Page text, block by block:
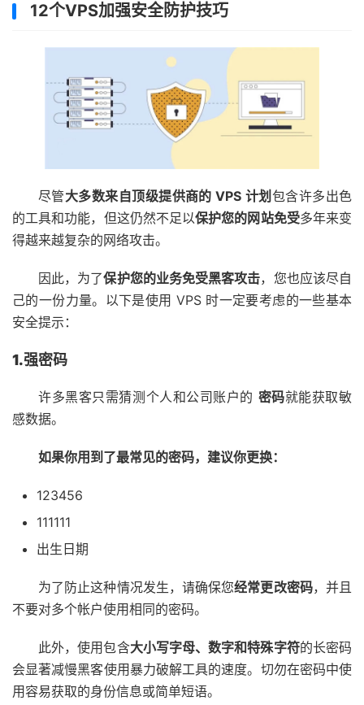
12个VPS加强安全防护技巧
尽管大多数来自顶级提供商的 VPS 计划 包含许多出色
的工具和功能，但这仍然不足以保护您的网站免受多年来变
得越来越复杂的网络攻击。
因此，为了保护您的业务免受黑客攻击，您也应该尽自
己的一份力量。以下是使用 VPS 时一定要考虑的一些基本
安全提示：
1.强密码
许多黑客只需猜测个人和公司账户的 密码就能获取敏
感数据。
如果你用到了最常见的密码，建议你更换：
123456
111111
出生日期
为了防止这种情况发生，请确保您经常更改密码，并且
不要对多个帐户使用相同的密码。
此外，使用包含大小写字母、数字和特殊字符的长密码
会显著减慢黑客使用暴力破解工具的速度。切勿在密码中使
用容易获取的身份信息或简单短语。